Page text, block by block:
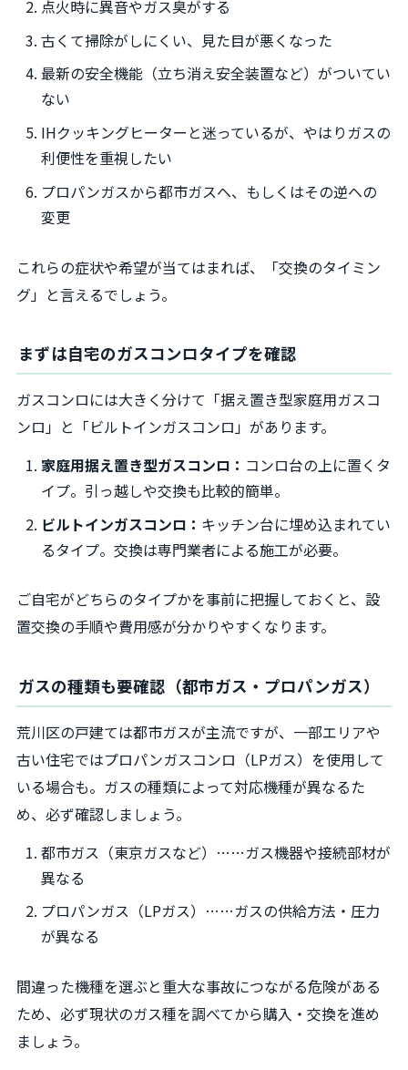
点火時に異音やガス臭がする
古くて掃除がしにくい、見た目が悪くなった
最新の安全機能（立ち消え安全装置など）がついてい
ない
IHクッキングヒーターと迷っているが、やはりガスの
利便性を重視したい
プロパンガスから都市ガスへ、もしくはその逆への
変更
これらの症状や希望が当てはまれば、「交換のタイミン
グ」と言えるでしょう。
まずは自宅のガスコンロタイプを確認
ガスコンロには大きく分けて「据え置き型家庭用ガスコ
ンロ」と「ビルトインガスコンロ」があります。
家庭用据え置き型ガスコンロ： コンロ台の上に置くタ
イプ。引っ越しや交換も比較的簡単。
ビルトインガスコンロ： キッチン台に埋め込まれてい
るタイプ。交換は専門業者による施工が必要。
ご自宅がどちらのタイプかを事前に把握しておくと、設
置交換の手順や費用感が分かりやすくなります。
ガスの種類も要確認（都市ガス・プロパンガス）
荒川区の戸建ては都市ガスが主流ですが、一部エリアや
古い住宅ではプロパンガスコンロ（LPガス）を使用して
いる場合も。ガスの種類によって対応機種が異なるた
め、必ず確認しましょう。
都市ガス（東京ガスなど）……ガス機器や接続部材が
異なる
プロパンガス（LPガス）……ガスの供給方法・圧力
が異なる
間違った機種を選ぶと重大な事故につながる危険がある
ため、必ず現状のガス種を調べてから購入・交換を進め
ましょう。